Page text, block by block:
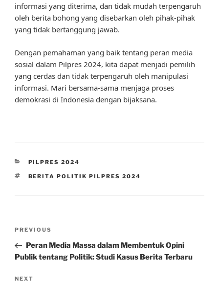
informasi yang diterima, dan tidak mudah terpengaruh
oleh berita bohong yang disebarkan oleh pihak-pihak
yang tidak bertanggung jawab.
Dengan pemahaman yang baik tentang peran media
sosial dalam Pilpres 2024, kita dapat menjadi pemilih
yang cerdas dan tidak terpengaruh oleh manipulasi
informasi. Mari bersama-sama menjaga proses
demokrasi di Indonesia dengan bijaksana.
CATEGORIES
PILPRES 2024
TAGS
BERITA POLITIK PILPRES 2024
Previous
Post
PREVIOUS
Peran Media Massa dalam Membentuk Opini
Publik tentang Politik: Studi Kasus Berita Terbaru
Next
NEXT